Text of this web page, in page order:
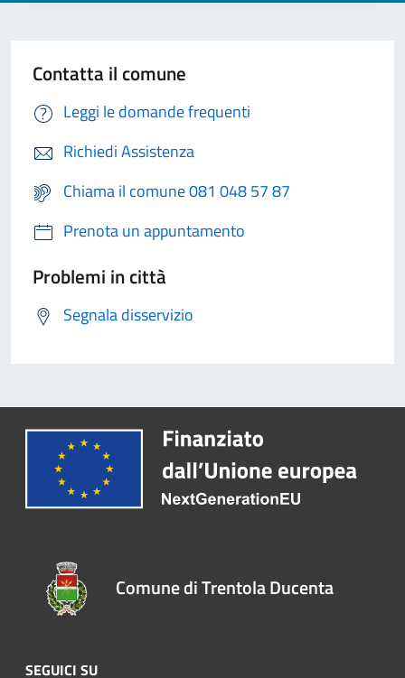
Contatta il comune
Leggi le domande frequenti
Richiedi Assistenza
Chiama il comune 081 048 57 87
Prenota un appuntamento
Problemi in città
Segnala disservizio
Comune di Trentola Ducenta
SEGUICI SU